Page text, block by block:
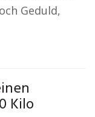
Geduld,
Kilo